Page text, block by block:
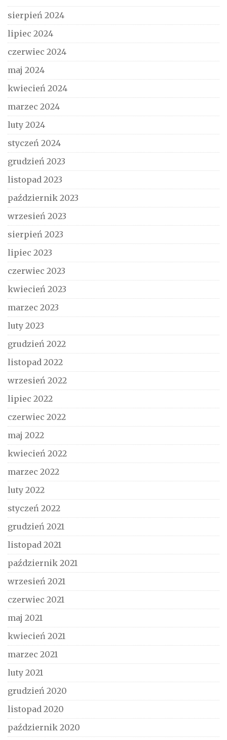
sierpień 2024
lipiec 2024
czerwiec 2024
maj 2024
kwiecień 2024
marzec 2024
luty 2024
styczeń 2024
grudzień 2023
listopad 2023
październik 2023
wrzesień 2023
sierpień 2023
lipiec 2023
czerwiec 2023
kwiecień 2023
marzec 2023
luty 2023
grudzień 2022
listopad 2022
wrzesień 2022
lipiec 2022
czerwiec 2022
maj 2022
kwiecień 2022
marzec 2022
luty 2022
styczeń 2022
grudzień 2021
listopad 2021
październik 2021
wrzesień 2021
czerwiec 2021
maj 2021
kwiecień 2021
marzec 2021
luty 2021
grudzień 2020
listopad 2020
październik 2020